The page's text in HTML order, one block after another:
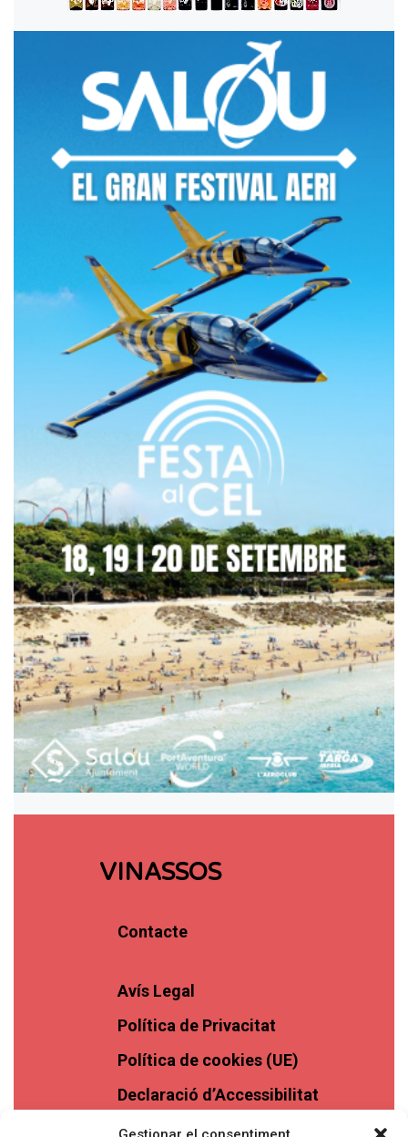
VINASSOS
Contacte
Avís Legal
Política de Privacitat
Política de cookies (UE)
Declaració d’Accessibilitat